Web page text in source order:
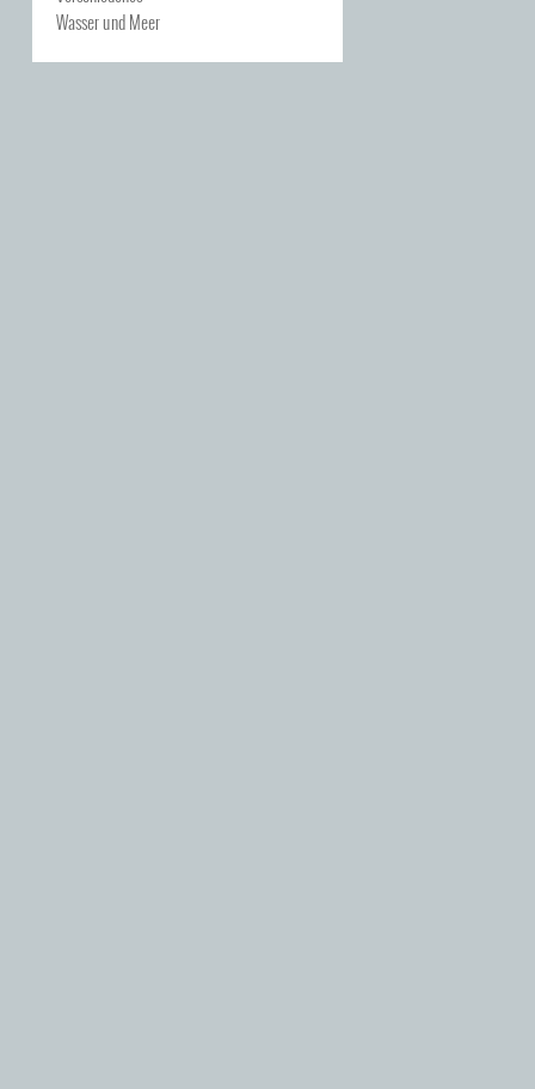
Wasser und Meer